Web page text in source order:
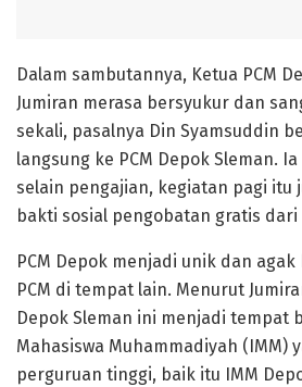
Dalam sambutannya, Ketua PCM
Jumiran merasa bersyukur dan
sekali, pasalnya Din Syamsuddin
langsung ke PCM Depok Sleman.
selain pengajian, kegiatan pagi itu
bakti sosial pengobatan gratis dari
PCM Depok menjadi unik dan
PCM di tempat lain. Menurut
Depok Sleman ini menjadi tempat
Mahasiswa Muhammadiyah (IMM)
perguruan tinggi, baik itu IMM